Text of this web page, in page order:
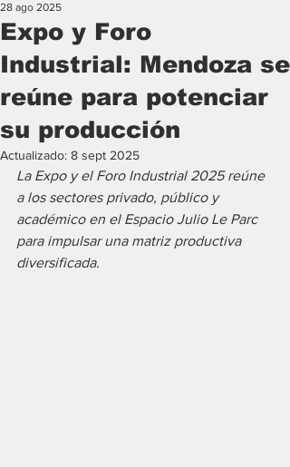
Expo y Foro
Industrial: Mendoza se
reúne para potenciar
su producción
28 ago 2025
Actualizado: 8 sept 2025
La Expo y el Foro Industrial 2025 reúne
a los sectores privado, público y
académico en el Espacio Julio Le Parc
para impulsar una matriz productiva
diversificada.